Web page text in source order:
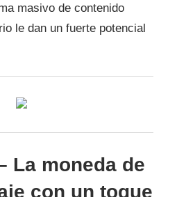
masivo de contenido
le dan un fuerte potencial
La moneda de
con un toque